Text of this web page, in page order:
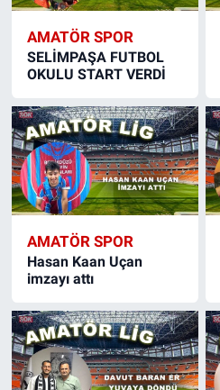
AMATÖR SPOR
SELİMPAŞA FUTBOL
OKULU START VERDİ
AMATÖR SPOR
Hasan Kaan Uçan
imzayı attı